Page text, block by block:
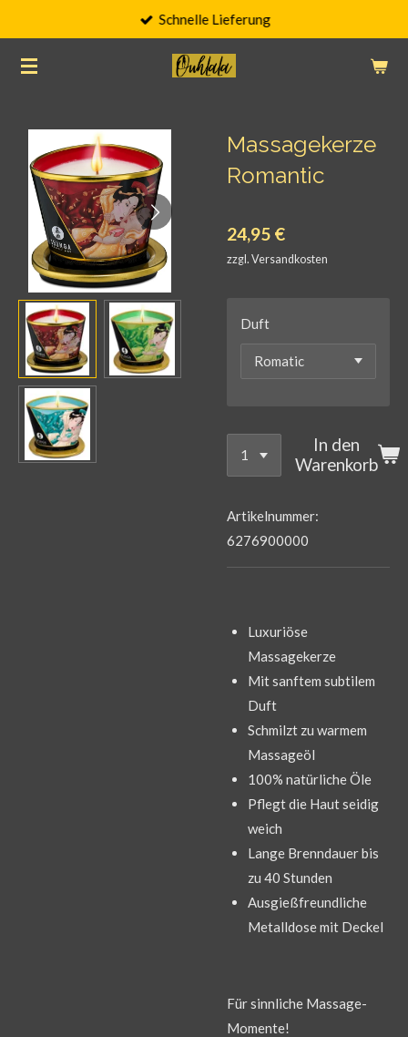
springen
Schnelle Lieferung
Massagekerze
Romantic
24,95 €
zzgl. Versandkosten
Duft
In den
Warenkorb
Artikelnummer:
6276900000
Luxuriöse
Massagekerze
Mit sanftem subtilem
Duft
Schmilzt zu warmem
Massageöl
100% natürliche Öle
Pflegt die Haut seidig
weich
Lange Brenndauer bis
zu 40 Stunden
Ausgießfreundliche
Metalldose mit Deckel
Für sinnliche Massage-
Momente!